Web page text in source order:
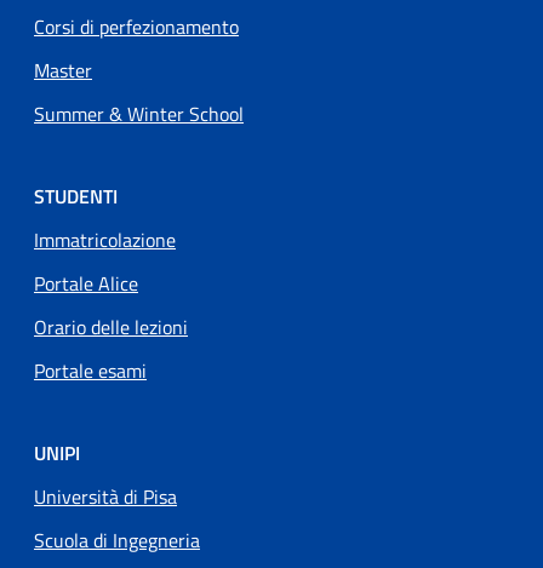
Corsi di perfezionamento
Master
Summer & Winter School
STUDENTI
Immatricolazione
Portale Alice
Orario delle lezioni
Portale esami
UNIPI
Università di Pisa
Scuola di Ingegneria